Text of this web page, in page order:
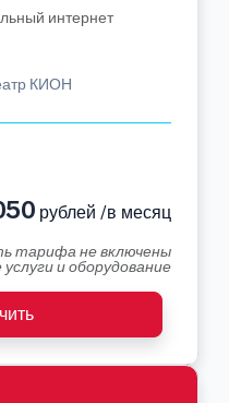
интернет
КИОН
рублей /в месяц
тарифа не включены
и оборудование